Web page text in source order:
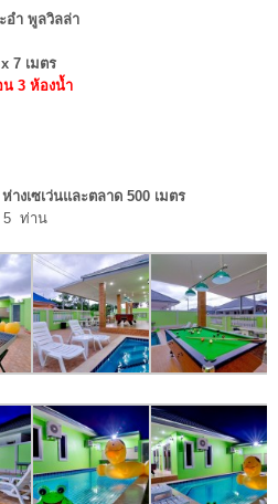
อำ พูลวิลล่า
7 เมตร
3 ห้องน้ำ
งเซเว่นและตลาด 500 เมตร
5 ท่าน